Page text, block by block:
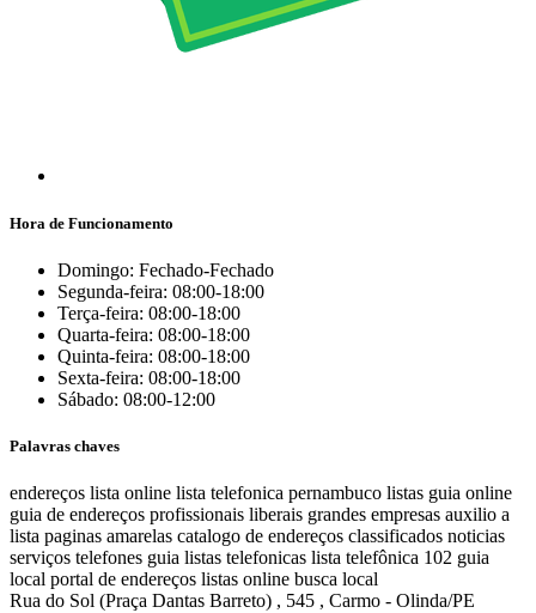
Hora de Funcionamento
Domingo: Fechado-Fechado
Segunda-feira: 08:00-18:00
Terça-feira: 08:00-18:00
Quarta-feira: 08:00-18:00
Quinta-feira: 08:00-18:00
Sexta-feira: 08:00-18:00
Sábado: 08:00-12:00
Palavras chaves
endereços lista online lista telefonica pernambuco listas guia online
guia de endereços profissionais liberais grandes empresas auxilio a
lista paginas amarelas catalogo de endereços classificados noticias
serviços telefones guia listas telefonicas lista telefônica 102 guia
local portal de endereços listas online busca local
Rua do Sol (Praça Dantas Barreto) , 545 , Carmo - Olinda/PE